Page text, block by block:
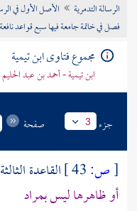
الرسالة التدمرية
الأصل الأول في
فصل في خاتمة جامعة فيها سبع قواعد نافعة
مجموع فتاوى ابن تيمية
ابن تيمية - أحمد بن عبد
جزء 3 صفحة
[ص: القاعدة
أو ظاهرها ليس بمراد